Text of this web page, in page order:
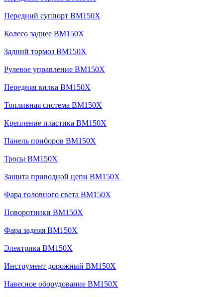
Передний суппорт BM150X
Колесо заднее BM150X
Задний тормоз BM150X
Рулевое управление BM150X
Передняя вилка BM150X
Топливная система BM150X
Крепление пластика BM150X
Панель приборов BM150X
Тросы BM150X
Защита приводной цепи BM150X
Фара головного света BM150X
Поворотники BM150X
Фара задняя BM150X
Электрика BM150X
Инструмент дорожный BM150X
Навесное оборудование BM150X